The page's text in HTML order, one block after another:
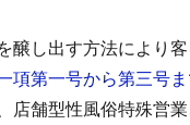
し出す方法により客
項第一号から第三号
舗型性風俗特殊営